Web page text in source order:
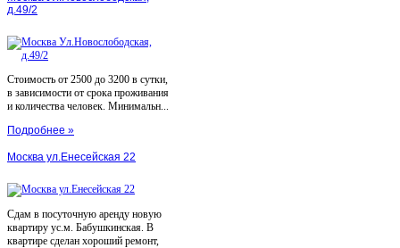
д.49/2
Стоимость от 2500 до 3200 в сутки,
в зависимости от срока проживания
и количества человек. Минимальн...
Подробнее »
Москва ул.Енесейская 22
Сдам в посуточную аренду новую
квартиру ус.м. Бабушкинская. В
квартире сделан хороший ремонт,